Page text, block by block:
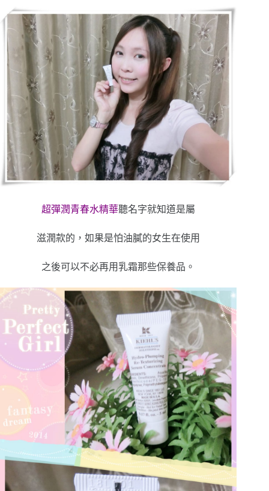
超彈潤青春水精華聽名字就知道是屬
滋潤款的，如果是怕油膩的女生在使用
之後可以不必再用乳霜那些保養品。